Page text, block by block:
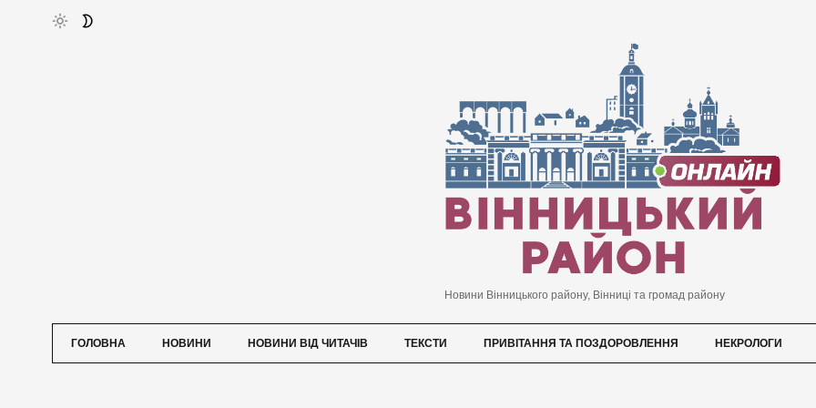
Новини Вінницького району, Вінниці та громад району
ГОЛОВНА НОВИНИ НОВИНИ ВІД ЧИТАЧІВ ТЕКСТИ ПРИВІТАННЯ ТА ПОЗДОРОВЛЕННЯ НЕКРОЛОГИ